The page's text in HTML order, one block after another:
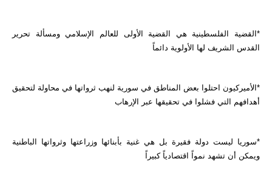
*القضية الفلسطينية هي القضية الأولى للعالم الإسلامي ومسألة تحرير
القدس الشريف لها الأولوية دائماً
*الأميركيون احتلوا بعض المناطق في سورية لنهب ثرواتها في محاولة لتحقيق
أهدافهم التي فشلوا في تحقيقها عبر الإرهاب
*سوريا ليست دولة فقيرة بل هي غنية بأبنائها وزراعتها وثرواتها الباطنية
ويمكن أن تشهد نمواً اقتصادياً كبيراً